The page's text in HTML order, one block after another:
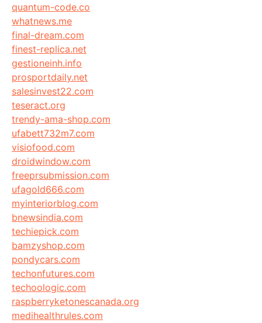
quantum-code.co
whatnews.me
final-dream.com
finest-replica.net
gestioneinh.info
prosportdaily.net
salesinvest22.com
teseract.org
trendy-ama-shop.com
ufabett732m7.com
visiofood.com
droidwindow.com
freeprsubmission.com
ufagold666.com
myinteriorblog.com
bnewsindia.com
techiepick.com
bamzyshop.com
pondycars.com
techonfutures.com
techoologic.com
raspberryketonescanada.org
medihealthrules.com